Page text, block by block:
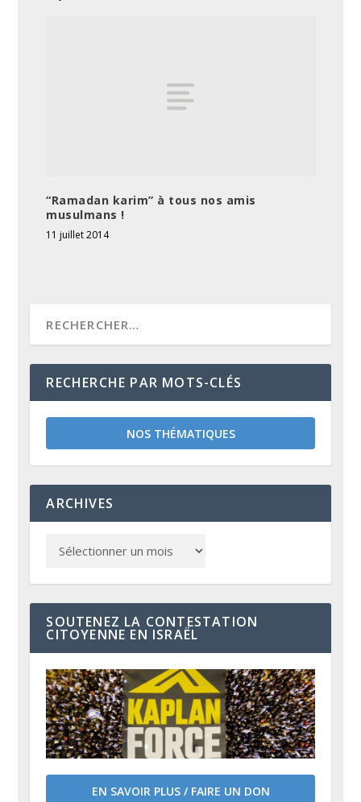
“Ramadan karim” à tous nos amis
musulmans !
11 juillet 2014
RECHERCHE PAR MOTS-CLÉS
NOS THÉMATIQUES
ARCHIVES
SOUTENEZ LA CONTESTATION
CITOYENNE EN ISRAËL
EN SAVOIR PLUS / FAIRE UN DON